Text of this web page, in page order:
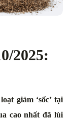
2025:
giảm ‘sốc’ tại
cao nhất đã lùi